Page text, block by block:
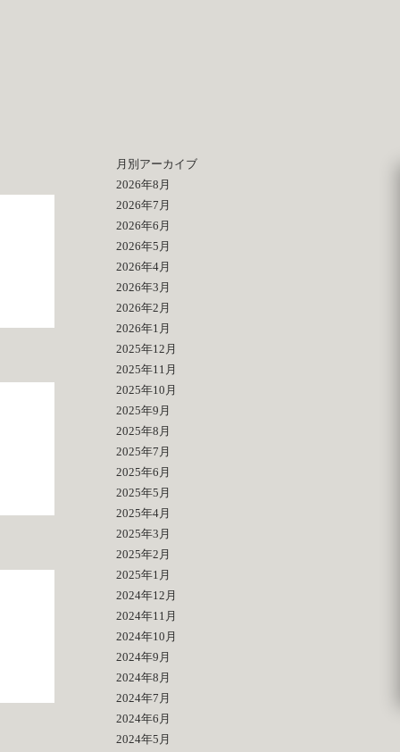
月別アーカイブ
2026年8月
2026年7月
2026年6月
2026年5月
2026年4月
2026年3月
2026年2月
2026年1月
2025年12月
2025年11月
2025年10月
2025年9月
2025年8月
2025年7月
2025年6月
2025年5月
2025年4月
2025年3月
2025年2月
2025年1月
2024年12月
2024年11月
2024年10月
2024年9月
2024年8月
2024年7月
2024年6月
2024年5月